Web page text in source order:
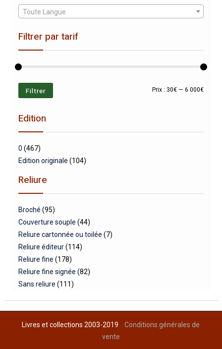
Toute Langue
Filtrer par tarif
Prix
Prix
Filtrer Prix : 30€ —6 000€
Edition
0 (467)
Edition originale (104)
Reliure
Broché (95)
Couverture souple (44)
Reliure cartonnée ou toilée (7)
Reliure éditeur (114)
Reliure fine (178)
Reliure fine signée (82)
Sans reliure (111)
Livres et collections 2003-2019Conditions générales de
vente